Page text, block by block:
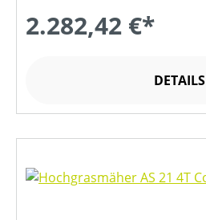
2.282,42 €*
DETAILS